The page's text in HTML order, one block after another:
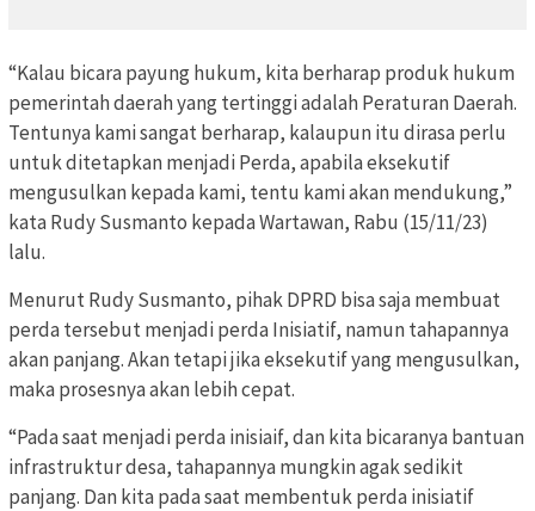
“Kalau bicara payung hukum, kita berharap produk hukum
pemerintah daerah yang tertinggi adalah Peraturan Daerah.
Tentunya kami sangat berharap, kalaupun itu dirasa perlu
untuk ditetapkan menjadi Perda, apabila eksekutif
mengusulkan kepada kami, tentu kami akan mendukung,”
kata Rudy Susmanto kepada Wartawan, Rabu (15/11/23)
lalu.
Menurut Rudy Susmanto, pihak DPRD bisa saja membuat
perda tersebut menjadi perda Inisiatif, namun tahapannya
akan panjang. Akan tetapi jika eksekutif yang mengusulkan,
maka prosesnya akan lebih cepat.
“Pada saat menjadi perda inisiaif, dan kita bicaranya bantuan
infrastruktur desa, tahapannya mungkin agak sedikit
panjang. Dan kita pada saat membentuk perda inisiatif